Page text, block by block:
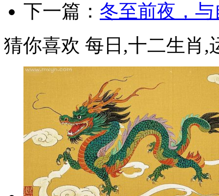
下一篇： 冬至前夜，
猜你喜欢 每日,十二生肖,